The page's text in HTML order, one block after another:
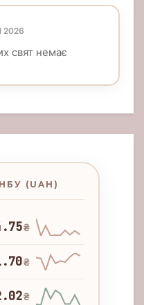
2026
свят немає
(UAH)
₴
₴
₴